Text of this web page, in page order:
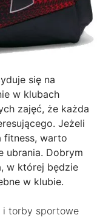
się na
w klubach
zajęć, że każda
Jeżeli
fitness, warto
ubrania. Dobrym
w której będzie
w klubie.
i torby sportowe